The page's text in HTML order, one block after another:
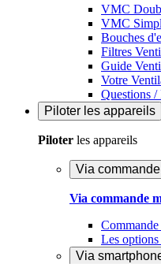
VMC
VMC
Bouches
Filtres
Guide
Votre
Questions /
Piloter les appareils
Piloter les appareils
Via
Via commande
Les options
Via